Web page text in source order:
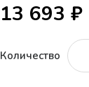
13 693 ₽
Количество